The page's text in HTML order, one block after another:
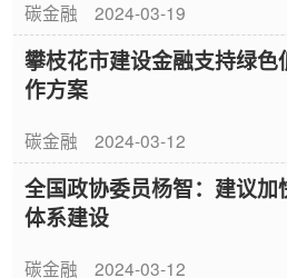
碳金融 2024-03-19
攀枝花市建设金融支持绿
作方案
碳金融 2024-03-12
全国政协委员杨智：建议
体系建设
碳金融 2024-03-12